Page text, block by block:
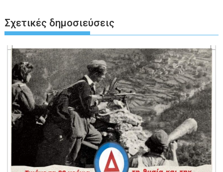
Σχετικές δημοσιεύσεις